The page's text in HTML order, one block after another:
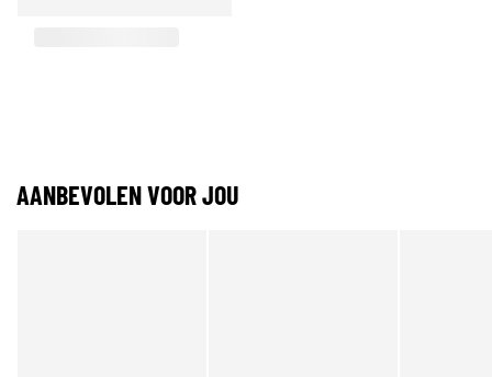
AANBEVOLEN VOOR JOU